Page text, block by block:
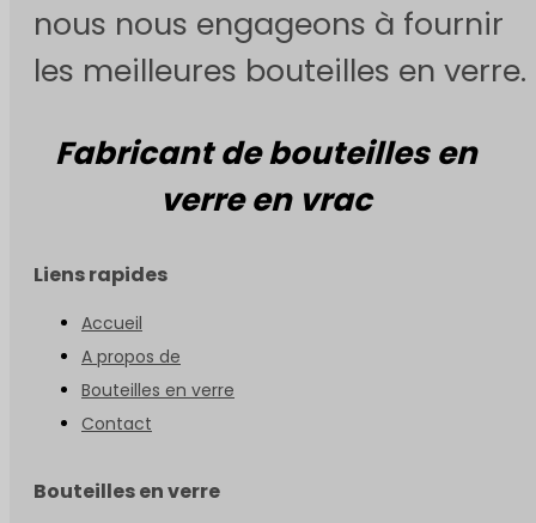
nous nous engageons à fournir
les meilleures bouteilles en verre.
Fabricant de bouteilles en
verre en vrac
Liens rapides
Accueil
A propos de
Bouteilles en verre
Contact
Bouteilles en verre